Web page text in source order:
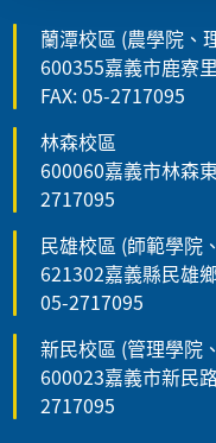
蘭潭校區 (農學院、
600355嘉義市鹿寮
FAX: 05-2717095
林森校區
600060嘉義市林森
2717095
民雄校區 (師範學院
621302嘉義縣民雄
05-2717095
新民校區 (管理學院
600023嘉義市新民
2717095